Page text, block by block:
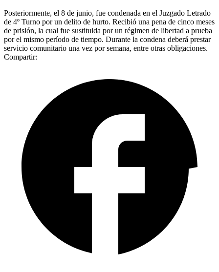
Posteriormente, el 8 de junio, fue condenada en el Juzgado Letrado
de 4º Turno por un delito de hurto. Recibió una pena de cinco meses
de prisión, la cual fue sustituida por un régimen de libertad a prueba
por el mismo período de tiempo. Durante la condena deberá prestar
servicio comunitario una vez por semana, entre otras obligaciones.
Compartir: